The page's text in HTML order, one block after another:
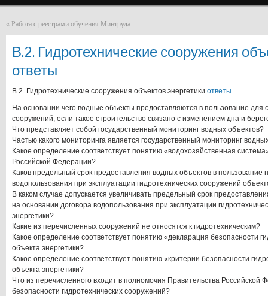
« Работа с реестрами обучения Минтруда
В.2. Гидротехнические сооружения
ответы
В.2. Гидротехнические сооружения объектов энергетики ответы
На основании чего водные объекты предоставляются в пользование для
сооружений, если такое строительство связано с изменением дна и
Что представляет собой государственный мониторинг водных объектов?
Частью какого мониторинга является государственный мониторинг
Какое определение соответствует понятию «водохозяйственная
Российской Федерации?
Каков предельный срок предоставления водных объектов в пользование
водопользования при эксплуатации гидротехнических сооружений
В каком случае допускается увеличивать предельный срок
на основании договора водопользования при эксплуатации
энергетики?
Какие из перечисленных сооружений не относятся к гидротехническим?
Какое определение соответствует понятию «декларация безопасности
объекта энергетики?
Какое определение соответствует понятию «критерии безопасности
объекта энергетики?
Что из перечисленного входит в полномочия Правительства Российской
безопасности гидротехнических сооружений?